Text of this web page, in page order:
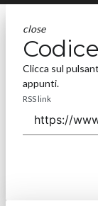
Argomenti
amazon